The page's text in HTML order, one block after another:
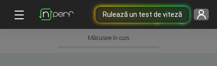
Rulează un test de viteză
Măsurare în curs